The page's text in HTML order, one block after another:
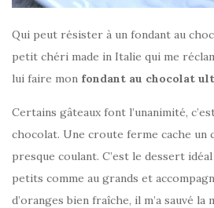
Qui peut résister à un fondant au
petit chéri made in Italie qui me
lui faire mon fondant au chocolat
Certains gâteaux font l’unanimité,
chocolat. Une croute ferme cache un
presque coulant. C’est le dessert
petits comme au grands et
d’oranges bien fraîche, il m’a sauvé la